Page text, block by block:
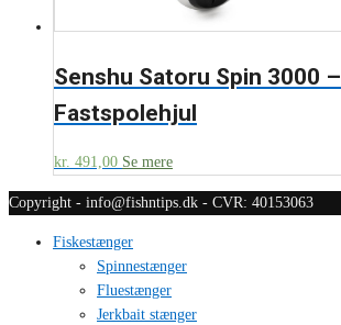
Senshu Satoru Spin 3000 –
Fastspolehjul
kr. 491,00 Se mere
Copyright - info@fishntips.dk - CVR: 40153063
Fiskestænger
Spinnestænger
Fluestænger
Jerkbait stænger